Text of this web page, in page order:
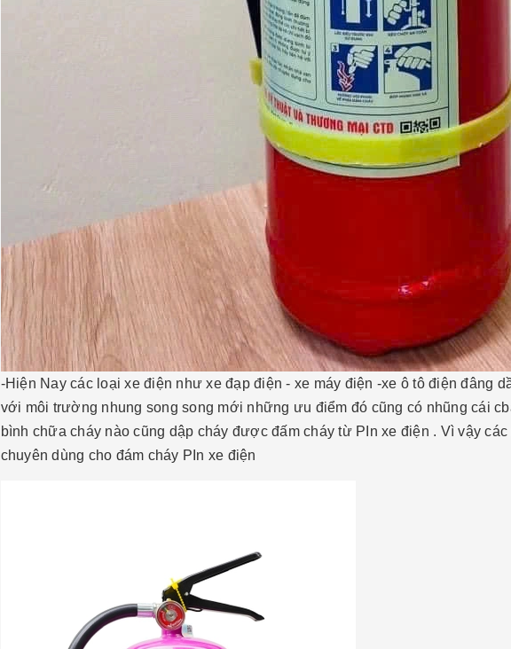
-Hiện Nay các loại xe điện như xe đạp điện - xe máy điện -xe ô tô điện đâng
với môi trường nhung song song mới những ưu điểm đó cũng có nhũng cái
bình chữa cháy nào cũng dập cháy được đấm cháy từ PIn xe điện . Vì vậy
chuyên dùng cho đám cháy PIn xe điện